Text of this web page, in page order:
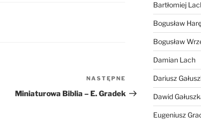
Następny
wpis
NASTĘPNE
Miniaturowa Biblia – E. Gradek
Bartłomiej
Bogusław
Bogusław
Damian Lach
Dariusz
Dawid
Eugeniusz